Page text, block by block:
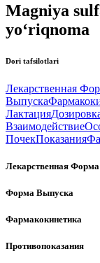
Magniya
yo‘riqnoma
Dori tafsilotlari
Лекарственная
Выпуска
Лактация
Взаимодействие
ПочекПоказания
Лекарственная Форма
Форма Выпуска
Фармакокинетика
Противопоказания